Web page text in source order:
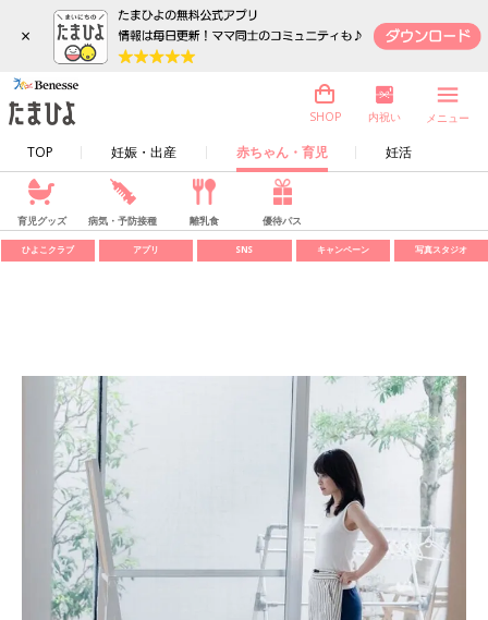
×
TOP 妊娠・出産 赤ちゃん・育児 妊活
SHOP 内祝い メニュー
育児グッズ 病気・予防接種 離乳食 優待パス
ひよこクラブ アプリ SNS キャンペーン 写真スタジオ